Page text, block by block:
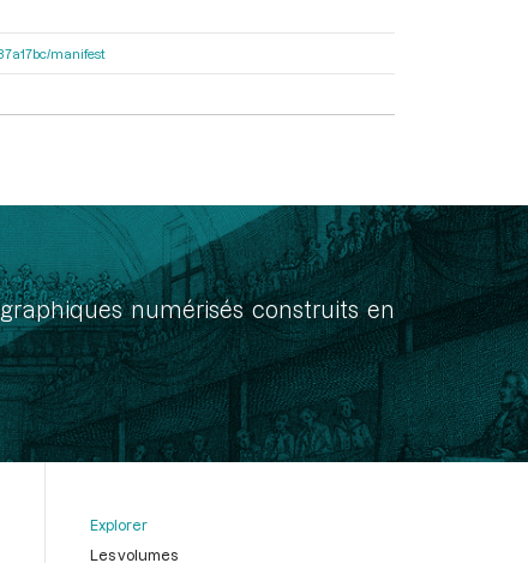
manifest
numérisés construits en
Explorer
Les volumes